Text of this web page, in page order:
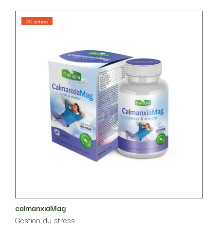
30 gélules
calmanxiaMag
Gestion du stress